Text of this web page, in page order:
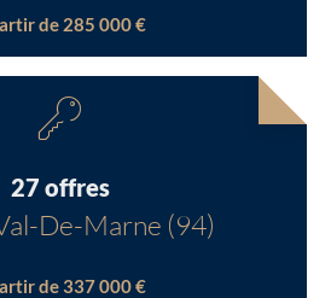
de 285 000 €
27 offres
De-Marne (94)
de 337 000 €